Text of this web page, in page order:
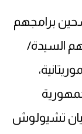
برامجهم
السيدة/
تشيولوش